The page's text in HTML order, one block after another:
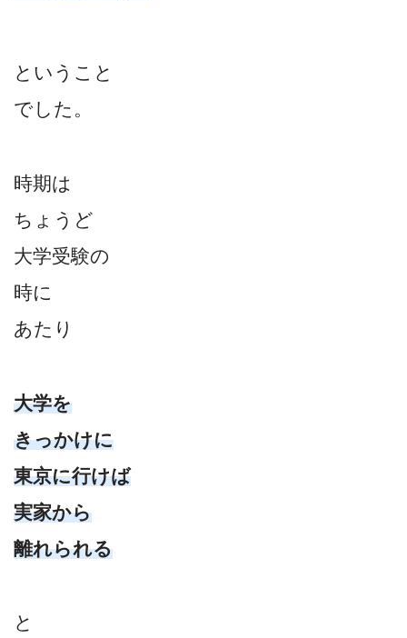
ということ
でした。
時期は
ちょうど
大学受験の
時に
あたり
大学を
きっかけに
東京に行けば
実家から
離れられる
と